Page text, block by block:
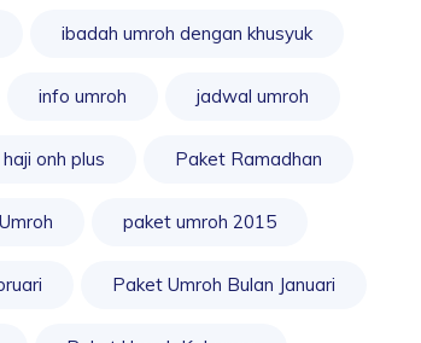
ibadah umroh dengan khusyuk
info umroh jadwal umroh
onh plus Paket Ramadhan
paket umroh 2015
Paket Umroh Bulan Januari